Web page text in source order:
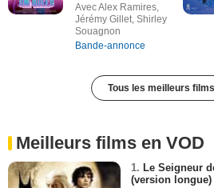
Avec Alex Ramires,
Jérémy Gillet, Shirley
Souagnon
Bande-annonce
Tous les meilleurs
Meilleurs films en VOD
1. Le Seigneur
(version longue)